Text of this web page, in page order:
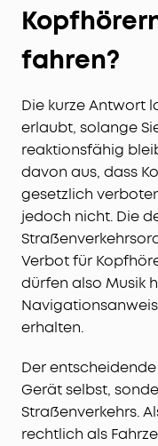
fahren?
Die kurze Antwort
erlaubt, solange
reaktionsfähig
davon aus, dass
gesetzlich
jedoch nicht. Die
Verbot für
dürfen also Musik
erhalten.
Der
Gerät selbst,
Straßenverkehrs.
rechtlich als